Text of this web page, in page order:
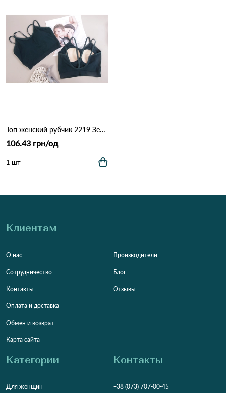
Топ женский рубчик 2219 Зеленый
106.43 грн/од
1 шт
Клиентам
О нас
Сотрудничество
Контакты
Оплата и доставка
Обмен и возврат
Карта сайта
Производители
Блог
Отзывы
Категории
Для женщин
Контакты
+38 (073) 707-00-45